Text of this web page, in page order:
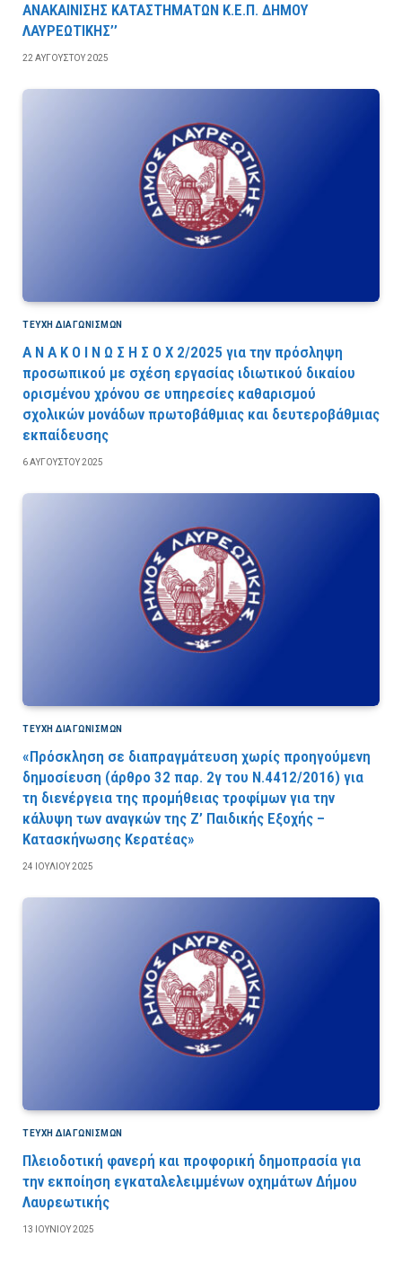
ΑΝΑΚΑΙΝΙΣΗΣ ΚΑΤΑΣΤΗΜΑΤΩΝ Κ.Ε.Π. ΔΗΜΟΥ
ΛΑΥΡΕΩΤΙΚΗΣ’’
22 ΑΥΓΟΎΣΤΟΥ 2025
ΤΕΎΧΗ ΔΙΑΓΩΝΙΣΜΏΝ
Α Ν Α Κ Ο Ι Ν Ω Σ Η Σ Ο Χ 2/2025 για την πρόσληψη
προσωπικού με σχέση εργασίας ιδιωτικού δικαίου
ορισμένου χρόνου σε υπηρεσίες καθαρισμού
σχολικών μονάδων πρωτοβάθμιας και δευτεροβάθμιας
εκπαίδευσης
6 ΑΥΓΟΎΣΤΟΥ 2025
ΤΕΎΧΗ ΔΙΑΓΩΝΙΣΜΏΝ
«Πρόσκληση σε διαπραγμάτευση χωρίς προηγούμενη
δημοσίευση (άρθρο 32 παρ. 2γ του Ν.4412/2016) για
τη διενέργεια της προμήθειας τροφίμων για την
κάλυψη των αναγκών της Ζ’ Παιδικής Εξοχής –
Κατασκήνωσης Κερατέας»
24 ΙΟΥΛΊΟΥ 2025
ΤΕΎΧΗ ΔΙΑΓΩΝΙΣΜΏΝ
Πλειοδοτική φανερή και προφορική δημοπρασία για
την εκποίηση εγκαταλελειμμένων οχημάτων Δήμου
Λαυρεωτικής
13 ΙΟΥΝΊΟΥ 2025